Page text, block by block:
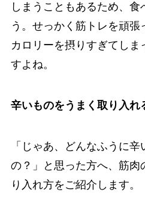
しまうこともあるため、食
う。せっかく筋トレを頑
カロリーを摂りすぎてし
すよね。
辛いものをうまく取り入れ
「じゃあ、どんなふうに
の？」と思った方へ、筋肉
り入れ方をご紹介します。